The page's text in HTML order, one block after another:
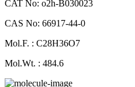
CAT No: o2h-B030023
CAS No: 66917-44-0
Mol.F. : C28H36O7
Mol.Wt. : 484.6